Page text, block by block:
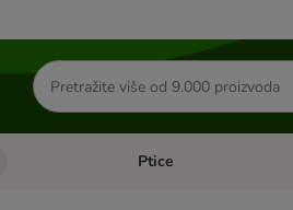
Traži
proizvode
Pregled kategorija: Male
Ptice